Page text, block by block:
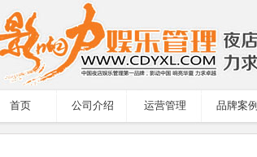
首页 公司介绍 运营管理 品牌案例